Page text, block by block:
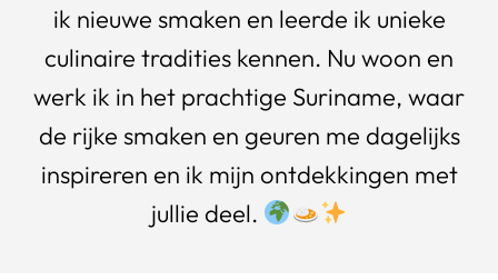
ik nieuwe smaken en leerde ik unieke
culinaire tradities kennen. Nu woon en
werk ik in het prachtige Suriname, waar
de rijke smaken en geuren me dagelijks
inspireren en ik mijn ontdekkingen met
jullie deel.